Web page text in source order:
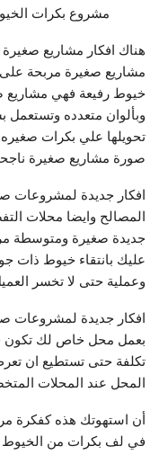
مشروع بكرات
هناك افكار مشاريع
مشاريع صغيرة مربحة على
خيوط رفيعة فهي مشاريع
وبألوان متعدده وتستعمل
تحويلها علي بكرات
صورة مشاريع صغيرة
افكار جديدة لمشروعات
المصالح وايضا محلات
جديدة صغيرة ومتوسطة
عليك بانتقاء خيوط ذات
وعملية حتى لا تخسر
افكار جديدة لمشروعات
بعمل محل خاص لك تكون
تكلفة حتى تستطيع ان
المحل عند المحلات
أن استهوتك هذه كفكرة
في لف بكرات من الخيوط